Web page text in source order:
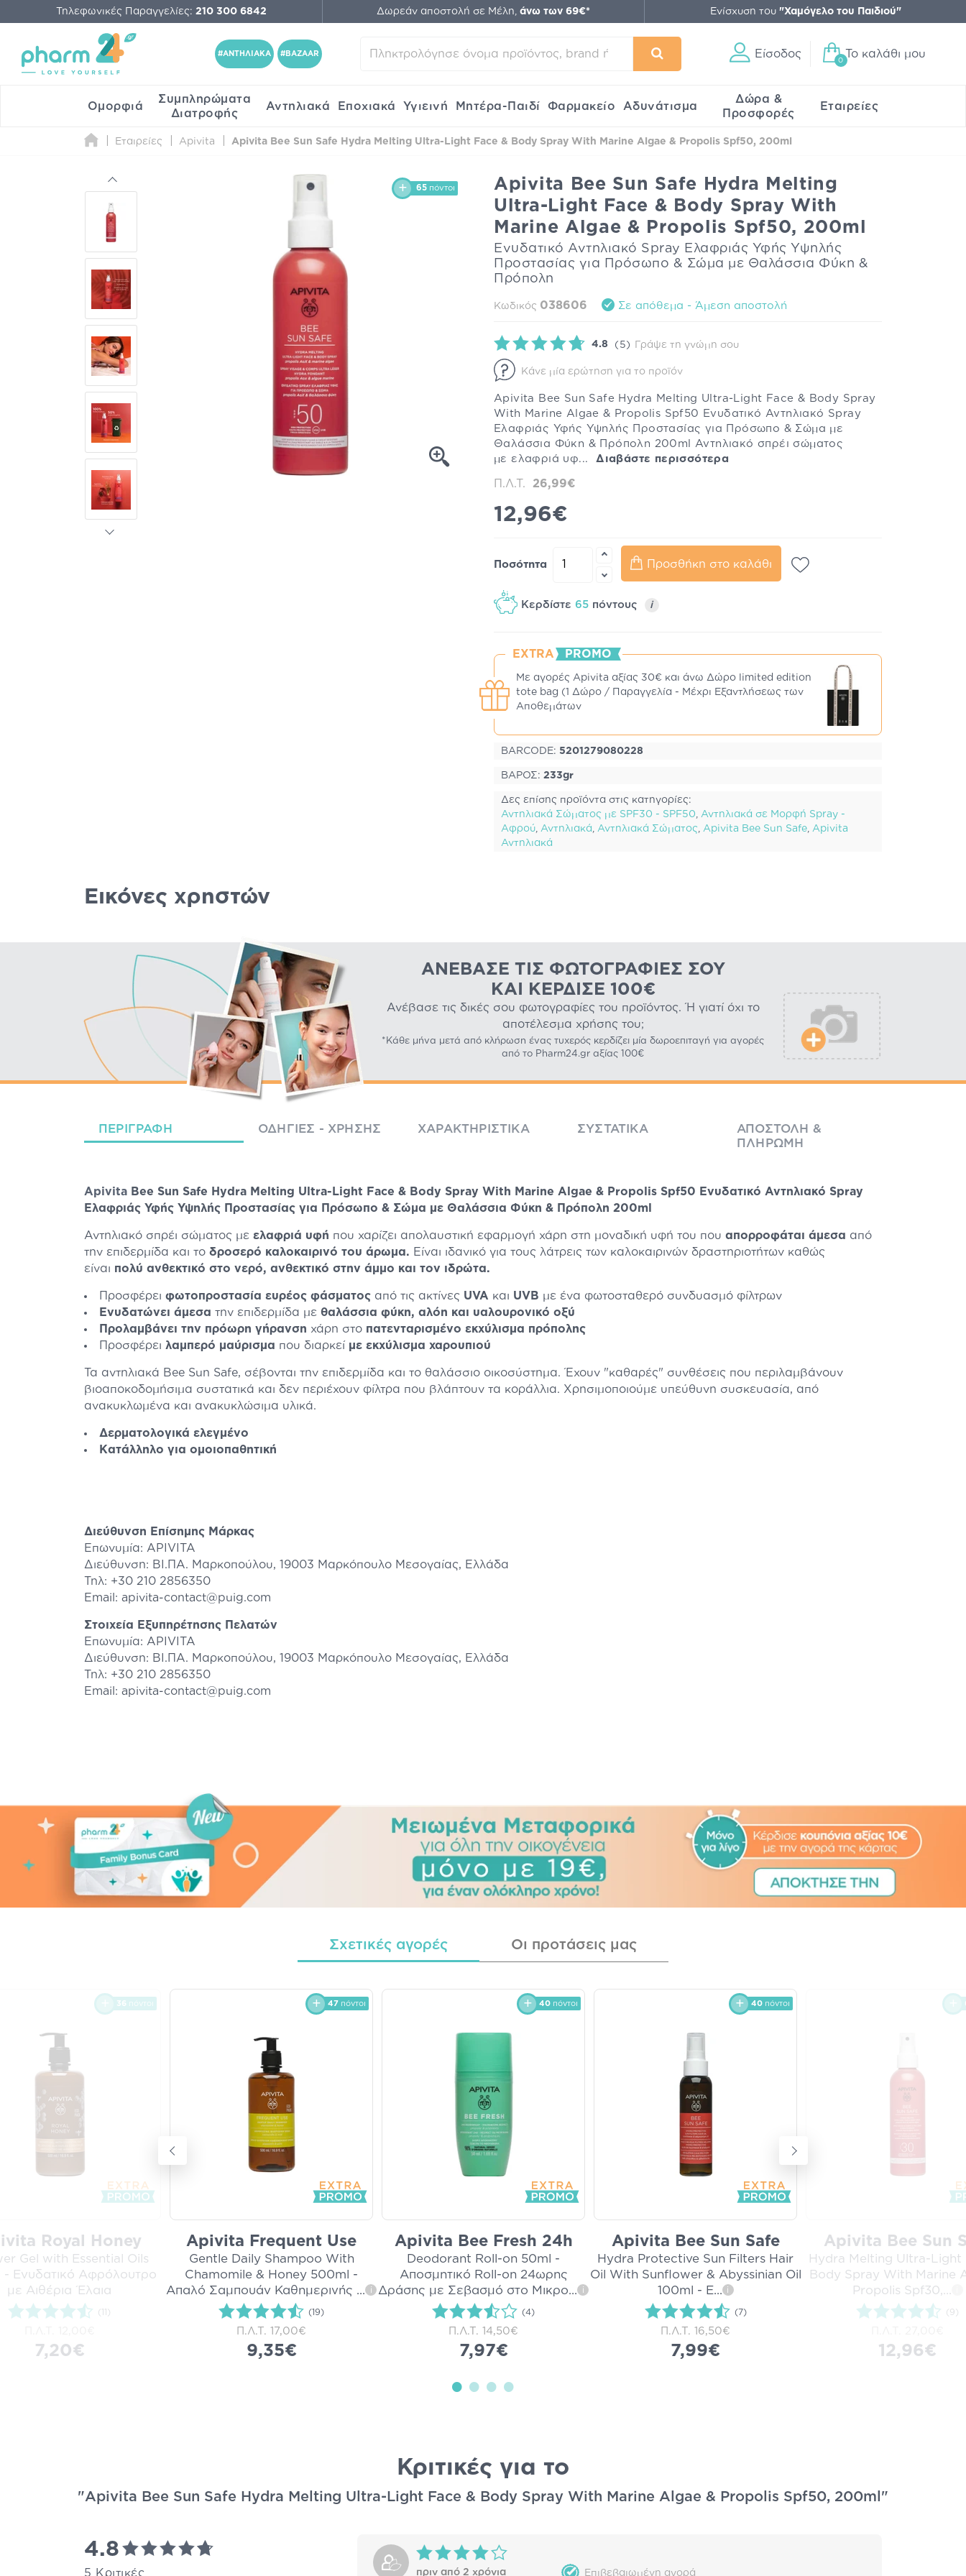
Τηλεφωνικές Παραγγελίες: 210 300 6842 Δωρεάν αποστολή σε Μέλη, άνω των 69€* Ενίσχυση του "Χαμόγελο του Παιδιού"
#ΑΝΤΗΛΙΑΚΑ #BAZAAR Είσοδος
0
Το καλάθι μου
Ομορφιά
Συμπληρώματα
Διατροφής
Αντηλιακά Εποχιακά Υγιεινή Μητέρα-Παιδί Φαρμακείο Αδυνάτισμα
Δώρα &
Προσφορές
Εταιρείες
Εταιρείες Apivita Apivita Bee Sun Safe Hydra Melting Ultra-Light Face & Body Spray With Marine Algae & Propolis Spf50, 200ml
65 πόντοι
Apivita Bee Sun Safe Hydra Melting
Ultra-Light Face & Body Spray With
Marine Algae & Propolis Spf50, 200ml
Ενυδατικό Αντηλιακό Spray Ελαφριάς Υφής Υψηλής
Προστασίας για Πρόσωπο & Σώμα με Θαλάσσια Φύκη &
Πρόπολη
Κωδικός 038606 Σε απόθεμα - Άμεση αποστολή
4.8 (5) Γράψε τη γνώμη σου
Κάνε μία ερώτηση για το προϊόν
Apivita Bee Sun Safe Hydra Melting Ultra-Light Face & Body Spray
With Marine Algae & Propolis Spf50 Ενυδατικό Αντηλιακό Spray
Ελαφριάς Υφής Υψηλής Προστασίας για Πρόσωπο & Σώμα με
Θαλάσσια Φύκη & Πρόπολη 200ml Αντηλιακό σπρέι σώματος
με ελαφριά υφ...Διαβάστε περισσότερα
Π.Λ.Τ. 26,99€
12,96€
Ποσότητα Προσθήκη στο καλάθι
Κερδίστε 65 πόντους i
EXTRA PROMO
Με αγορές Apivita αξίας 30€ και άνω Δώρο limited edition
tote bag (1 Δώρο / Παραγγελία - Μέχρι Εξαντλήσεως των
Αποθεμάτων
BARCODE: 5201279080228
ΒΑΡΟΣ: 233gr
Δες επίσης προϊόντα στις κατηγορίες:
Αντηλιακά Σώματος με SPF30 - SPF50, Αντηλιακά σε Μορφή Spray -
Αφρού, Αντηλιακά, Αντηλιακά Σώματος, Apivita Bee Sun Safe, Apivita
Αντηλιακά
Εικόνες χρηστών
ΑΝΈΒΑΣΕ ΤΙΣ ΦΩΤΟΓΡΑΦΊΕΣ ΣΟΥ
ΚΑΙ ΚΈΡΔΙΣΕ 100€
Ανέβασε τις δικές σου φωτογραφίες του προϊόντος. Ή γιατί όχι το
αποτέλεσμα χρήσης του;
*Κάθε μήνα μετά από κλήρωση ένας τυχερός κερδίζει μία δωροεπιταγή για αγορές
από το Pharm24.gr αξίας 100€
ΠΕΡΙΓΡΑΦΉ ΟΔΗΓΊΕΣ - ΧΡΉΣΗΣ ΧΑΡΑΚΤΗΡΙΣΤΙΚΆ ΣΥΣΤΑΤΙΚΆ
ΑΠΟΣΤΟΛΉ &
ΠΛΗΡΩΜΉ
Apivita Bee Sun Safe Hydra Melting Ultra-Light Face & Body Spray With Marine Algae & Propolis Spf50 Ενυδατικό Αντηλιακό Spray
Ελαφριάς Υφής Υψηλής Προστασίας για Πρόσωπο & Σώμα με Θαλάσσια Φύκη & Πρόπολη 200ml
Αντηλιακό σπρέι σώματος με ελαφριά υφή που χαρίζει απολαυστική εφαρμογή χάρη στη μοναδική υφή του που απορροφάται άμεσα από
την επιδερμίδα και το δροσερό καλοκαιρινό του άρωμα. Είναι ιδανικό για τους λάτρεις των καλοκαιρινών δραστηριοτήτων καθώς
είναι πολύ ανθεκτικό στο νερό, ανθεκτικό στην άμμο και τον ιδρώτα.
Προσφέρει φωτοπροστασία ευρέος φάσματος από τις ακτίνες UVA και UVB με ένα φωτοσταθερό συνδυασμό φίλτρων
Ενυδατώνει άμεσα την επιδερμίδα με θαλάσσια φύκη, αλόη και υαλουρονικό οξύ
Προλαμβάνει την πρόωρη γήρανση χάρη στο πατενταρισμένο εκχύλισμα πρόπολης
Προσφέρει λαμπερό μαύρισμα που διαρκεί με εκχύλισμα χαρουπιού
Τα αντηλιακά Bee Sun Safe, σέβονται την επιδερμίδα και το θαλάσσιο οικοσύστημα. Έχουν "καθαρές" συνθέσεις που περιλαμβάνουν
βιοαποκοδομήσιμα συστατικά και δεν περιέχουν φίλτρα που βλάπτουν τα κοράλλια. Χρησιμοποιούμε υπεύθυνη συσκευασία, από
ανακυκλωμένα και ανακυκλώσιμα υλικά.
Δερματολογικά ελεγμένο
Κατάλληλο για ομοιοπαθητική
Διεύθυνση Επίσημης Μάρκας
Επωνυμία: APIVITA
Διεύθυνση: ΒΙ.ΠΑ. Μαρκοπούλου, 19003 Μαρκόπουλο Μεσογαίας, Ελλάδα
Τηλ: +30 210 2856350
Email: apivita-contact@puig.com
Στοιχεία Εξυπηρέτησης Πελατών
Επωνυμία: APIVITA
Διεύθυνση: ΒΙ.ΠΑ. Μαρκοπούλου, 19003 Μαρκόπουλο Μεσογαίας, Ελλάδα
Τηλ: +30 210 2856350
Email: apivita-contact@puig.com
Σχετικές αγορές Οι προτάσεις μας
36 πόντοι
Royal Honey
Gel with Essential Oils
Ενυδατικό Αφρόλουτρο
με Αιθέρια Έλαια
(11)
7,20€
47 πόντοι
Apivita Frequent Use
Gentle Daily Shampoo With
Chamomile & Honey 500ml -
Απαλό Σαμπουάν Καθημερινής ... i
(19)
Π.Λ.Τ. 17,00€
9,35€
40 πόντοι
Apivita Bee Fresh 24h
Deodorant Roll-on 50ml -
Αποσμητικό Roll-on 24ωρης
Δράσης με Σεβασμό στο Μικρο... i
(4)
Π.Λ.Τ. 14,50€
7,97€
40 πόντοι
Apivita Bee Sun Safe
Hydra Protective Sun Filters Hair
Oil With Sunflower & Abyssinian Oil
100ml - Ε... i
(7)
Π.Λ.Τ. 16,50€
7,99€
Apivita Bee Sun
Hydra Melting Ultra-Light
Body Spray With Marine
Propolis Spf30,
(9)
12,96€
Κριτικές για το
"Apivita Bee Sun Safe Hydra Melting Ultra-Light Face & Body Spray With Marine Algae & Propolis Spf50, 200ml"
4.8
5 Κριτικές πριν από 2 χρόνια Επιβεβαιωμένη αγορά